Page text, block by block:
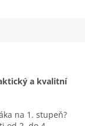
a kvalitní
na 1. stupeň?